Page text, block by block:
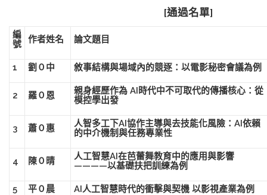
[通過名單]
編
號
作者姓名 論文題目
1 劉０中 敘事結構與場域內的競逐：以電影秘密會議為例
2 羅０恩
親身經歷作為 AI時代中不可取代的傳播核心：從
模控學出發
3 蕭０惠
人智多工下AI協作主導與去技能化風險：AI依賴
的中介機制與任務專業性
4 陳０晴
人工智慧AI在芭蕾舞教育中的應用與影響
————以基礎扶把訓練為例
5 平０晨 AI人工智慧時代的衝擊與契機 以影視產業為例